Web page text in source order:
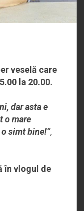
veselă care
la 20.00.
dar asta e
o mare
simt bine!”,
în vlogul de